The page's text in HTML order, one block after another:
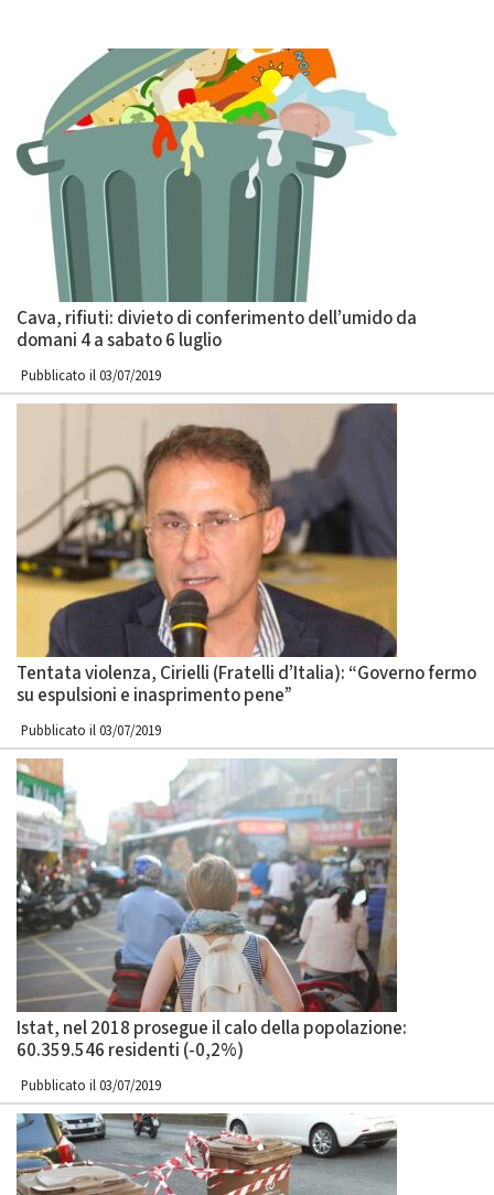
Cava, rifiuti: divieto di conferimento dell’umido da
domani 4 a sabato 6 luglio
Pubblicato il 03/07/2019
Tentata violenza, Cirielli (Fratelli d’Italia): “Governo fermo
su espulsioni e inasprimento pene”
Pubblicato il 03/07/2019
Istat, nel 2018 prosegue il calo della popolazione:
60.359.546 residenti (-0,2%)
Pubblicato il 03/07/2019